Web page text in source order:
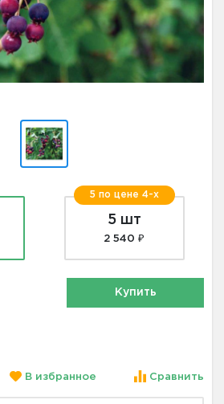
5 по цене 4-х
5 шт
2 540 ₽
Купить
В избранное Сравнить